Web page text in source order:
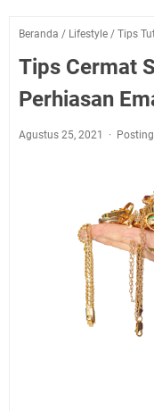
Beranda / Lifestyle / Tips
Tips Cermat
Perhiasan
Agustus 25, 2021